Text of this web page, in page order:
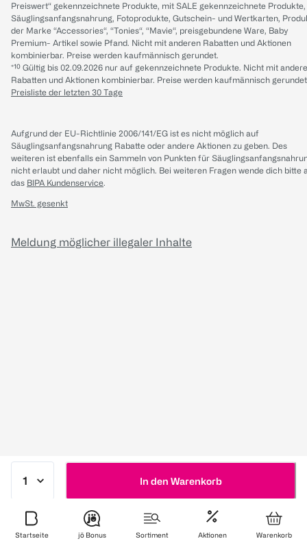
In den Warenkorb
Preiswert“ gekennzeichnete Produkte, mit SALE gekennzeichnete Produkte,
Säuglingsanfangsnahrung, Fotoprodukte, Gutschein- und Wertkarten,
der Marke “Accessories“, “Tonies“, “Mavie“, preisgebundene Ware, Baby
Premium- Artikel sowie Pfand. Nicht mit anderen Rabatten und Aktionen
kombinierbar. Preise werden kaufmännisch gerundet.
*¹⁰ Gültig bis 02.09.2026 nur auf gekennzeichnete Produkte. Nicht mit
Rabatten und Aktionen kombinierbar. Preise werden kaufmännisch
Preisliste der letzten 30 Tage
Aufgrund der EU-Richtlinie 2006/141/EG ist es nicht möglich auf
Säuglingsanfangsnahrung Rabatte oder andere Aktionen zu geben. Des
weiteren ist ebenfalls ein Sammeln von Punkten für
nicht erlaubt und daher nicht möglich. Bei weiteren Fragen wende dich bitte
das BIPA Kundenservice.
MwSt. gesenkt
Meldung möglicher illegaler Inhalte
Startseite jö Bonus Sortiment Aktionen Warenkorb